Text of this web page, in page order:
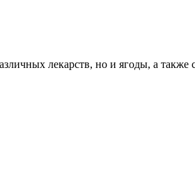
лекарств, но и ягоды, а также